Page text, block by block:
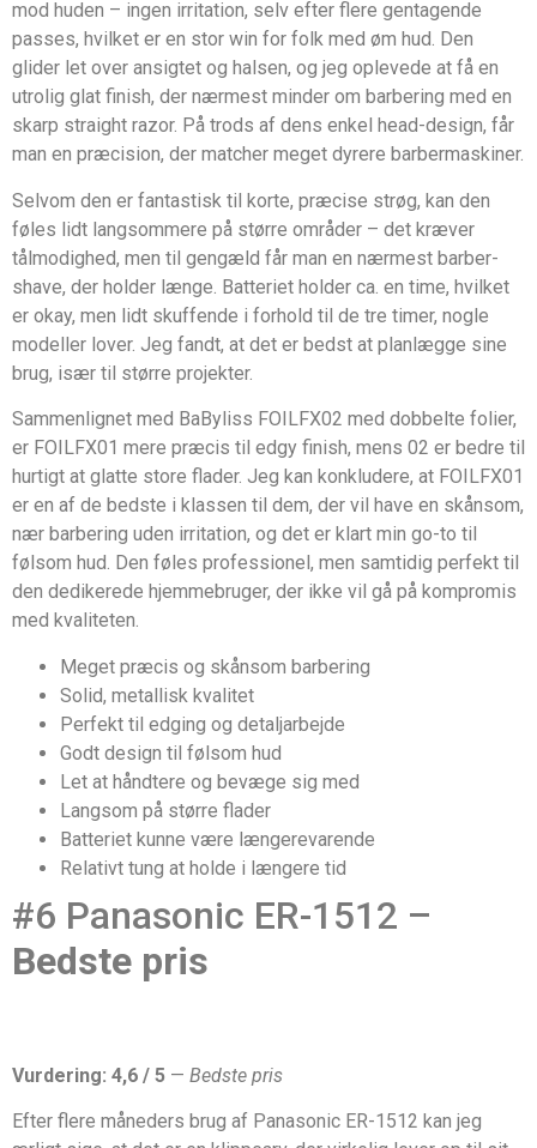
mod huden – ingen irritation, selv efter flere gentagende
passes, hvilket er en stor win for folk med øm hud. Den
glider let over ansigtet og halsen, og jeg oplevede at få en
utrolig glat finish, der nærmest minder om barbering med en
skarp straight razor. På trods af dens enkel head-design, får
man en præcision, der matcher meget dyrere barbermaskiner.
Selvom den er fantastisk til korte, præcise strøg, kan den
føles lidt langsommere på større områder – det kræver
tålmodighed, men til gengæld får man en nærmest barber-
shave, der holder længe. Batteriet holder ca. en time, hvilket
er okay, men lidt skuffende i forhold til de tre timer, nogle
modeller lover. Jeg fandt, at det er bedst at planlægge sine
brug, især til større projekter.
Sammenlignet med BaByliss FOILFX02 med dobbelte folier,
er FOILFX01 mere præcis til edgy finish, mens 02 er bedre til
hurtigt at glatte store flader. Jeg kan konkludere, at FOILFX01
er en af de bedste i klassen til dem, der vil have en skånsom,
nær barbering uden irritation, og det er klart min go-to til
følsom hud. Den føles professionel, men samtidig perfekt til
den dedikerede hjemmebruger, der ikke vil gå på kompromis
med kvaliteten.
Meget præcis og skånsom barbering
Solid, metallisk kvalitet
Perfekt til edging og detaljarbejde
Godt design til følsom hud
Let at håndtere og bevæge sig med
Langsom på større flader
Batteriet kunne være længerevarende
Relativt tung at holde i længere tid
#6 Panasonic ER-1512 –
Bedste pris
Vurdering: 4,6 / 5 — Bedste pris
Efter flere måneders brug af Panasonic ER-1512 kan jeg